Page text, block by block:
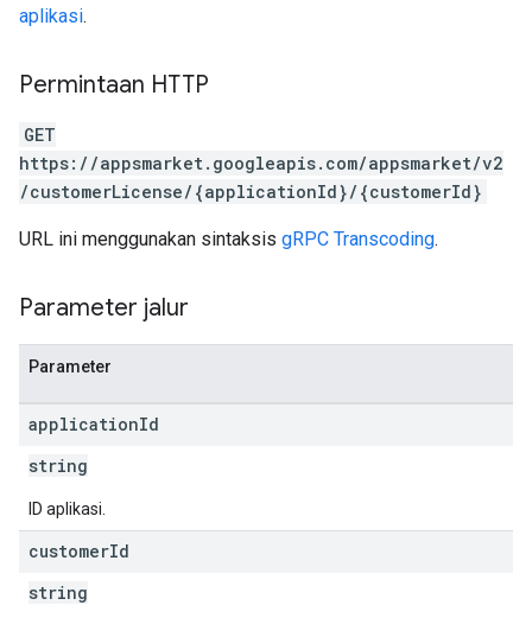
aplikasi.
Permintaan HTTP
GET
https://appsmarket.googleapis.com/appsmarket/v2
/customerLicense/{applicationId}/{customerId}
URL ini menggunakan sintaksis gRPC Transcoding.
Parameter jalur
Parameter
applicationId
string
ID aplikasi.
customerId
string